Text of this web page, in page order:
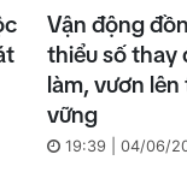
Vận động
thiểu số thay
làm, vươn
vững
19:39 | 04/06/